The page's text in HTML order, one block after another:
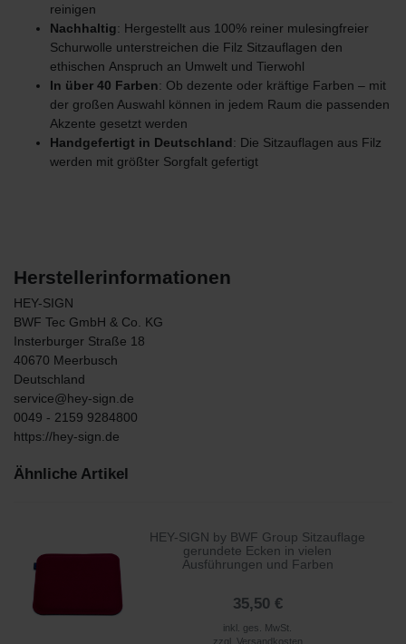
reinigen
Nachhaltig: Hergestellt aus 100% reiner mulesingfreier
Schurwolle unterstreichen die Filz Sitzauflagen den
ethischen Anspruch an Umwelt und Tierwohl
In über 40 Farben: Ob dezente oder kräftige Farben – mit
der großen Auswahl können in jedem Raum die passenden
Akzente gesetzt werden
Handgefertigt in Deutschland: Die Sitzauflagen aus Filz
werden mit größter Sorgfalt gefertigt
Herstellerinformationen
HEY-SIGN
BWF Tec GmbH & Co. KG
Insterburger Straße 18
40670 Meerbusch
Deutschland
service@hey-sign.de
0049 - 2159 9284800
https://hey-sign.de
Ähnliche Artikel
HEY-SIGN by BWF Group Sitzauflage
gerundete Ecken in vielen
Ausführungen und Farben
35,50 €
inkl. ges. MwSt.
zzgl. Versandkosten